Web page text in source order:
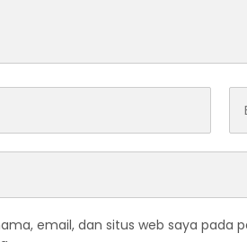
email, dan situs web saya pada